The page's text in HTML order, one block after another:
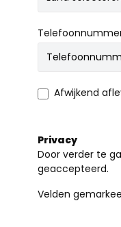
Afwijkend
Privacy
Door verder te
geaccepteerd.
Velden